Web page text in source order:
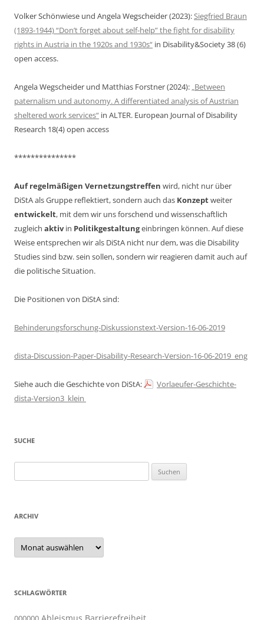
Volker Schönwiese und Angela Wegscheider (2023):Siegfried Braun
(1893-1944) “Don’t forget about self-help” the fight for disability
rights in Austria in the 1920s and 1930s“ in Disability&Society 38 (6)
open access.
Angela Wegscheider und Matthias Forstner (2024): „Between
paternalism und autonomy. A differentiated analysis of Austrian
sheltered work services“ in ALTER. European Journal of Disability
Research 18(4) open access
***************
Auf regelmäßigen Vernetzungstreffen wird, nicht nur über
DiStA als Gruppe reflektiert, sondern auch das Konzeptweiter
entwickelt, mit dem wir uns forschend und wissenschaftlich
zugleich aktivin Politikgestaltungeinbringen können. Auf diese
Weise entsprechen wir als DiStA nicht nur dem, was die Disability
Studies sind bzw. sein sollen, sondern wir reagieren damit auch auf
die politische Situation.
Die Positionen von DiStA sind:
Behinderungsforschung-Diskussionstext-Version-16-06-2019
dista-Discussion-Paper-Disability-Research-Version-16-06-2019_eng
Siehe auch die Geschichte von DiStA:
Vorlaeufer-Geschichte-
dista-Version3_klein
SUCHE
nach:
ARCHIV
Archiv
SCHLAGWÖRTER